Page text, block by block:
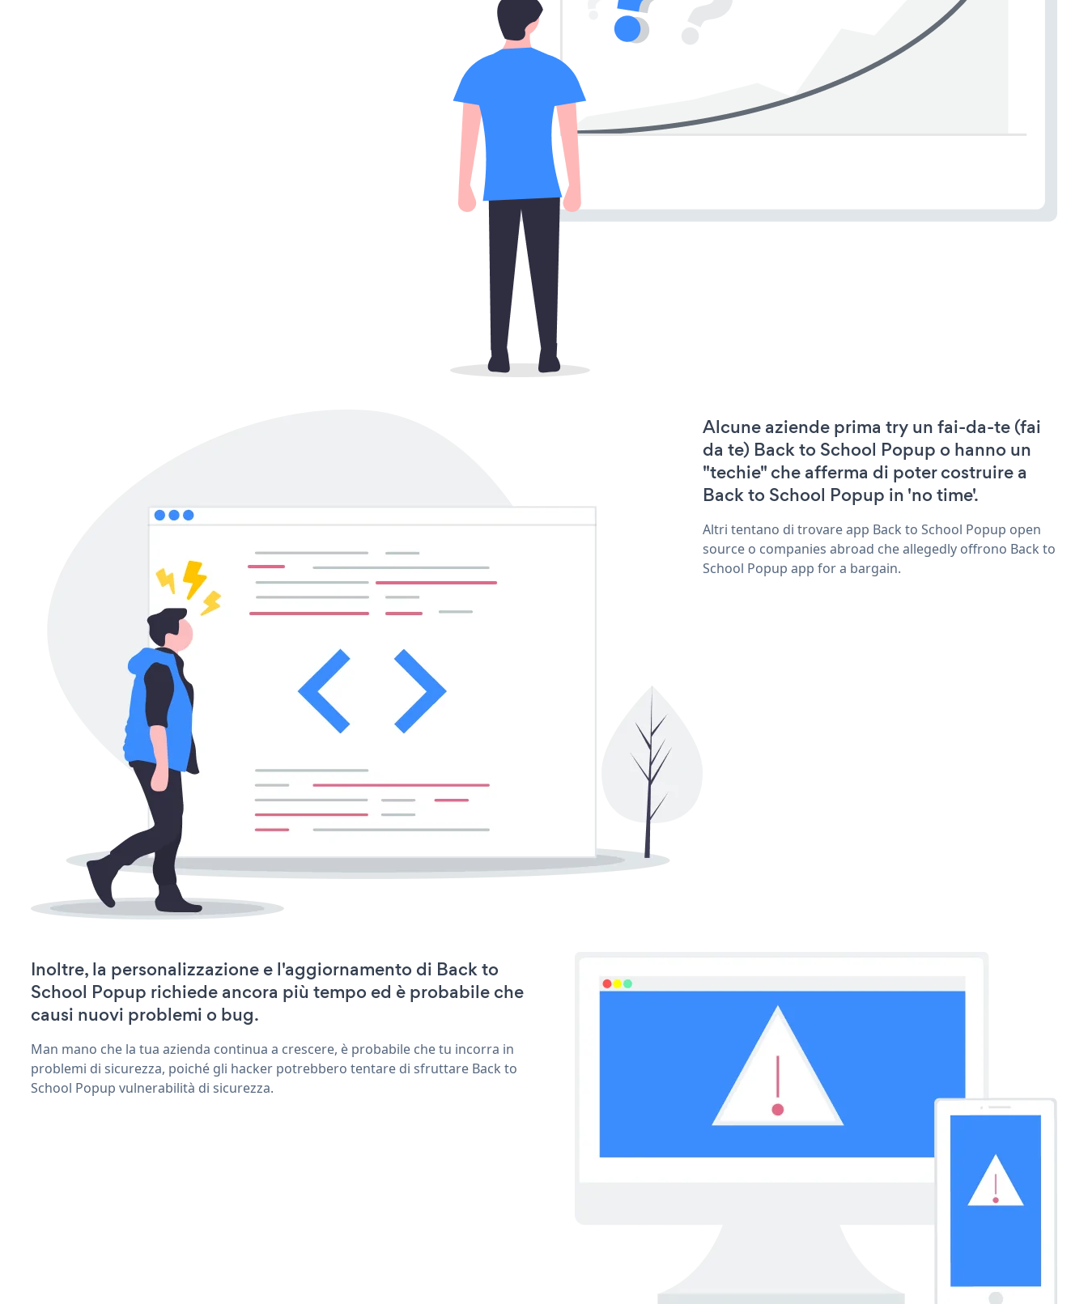
Alcune aziende prima try un fai-da-te (fai
da te) Back to School Popup o hanno un
"techie" che afferma di poter costruire a
Back to School Popup in 'no time'.
Altri tentano di trovare app Back to School Popup open
source o companies abroad che allegedly offrono Back to
School Popup app for a bargain.
Inoltre, la personalizzazione e l'aggiornamento di Back to
School Popup richiede ancora più tempo ed è probabile che
causi nuovi problemi o bug.
Man mano che la tua azienda continua a crescere, è probabile che tu incorra in
problemi di sicurezza, poiché gli hacker potrebbero tentare di sfruttare Back to
School Popup vulnerabilità di sicurezza.